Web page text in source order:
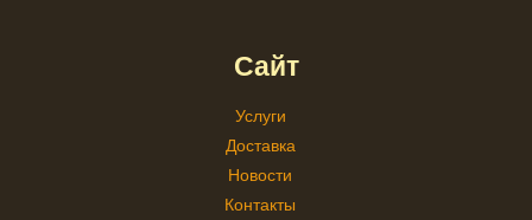
Сайт
Услуги
Доставка
Новости
Контакты